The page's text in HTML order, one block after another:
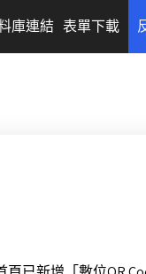
庫連結 表單下載